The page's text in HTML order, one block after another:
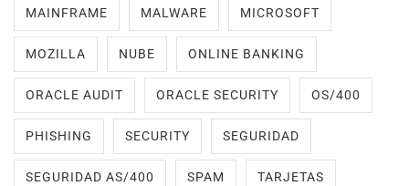
MAINFRAME MALWARE MICROSOFT
MOZILLA NUBE ONLINE BANKING
ORACLE AUDIT ORACLE SECURITY OS/400
PHISHING SECURITY SEGURIDAD
SEGURIDAD AS/400 SPAM TARJETAS